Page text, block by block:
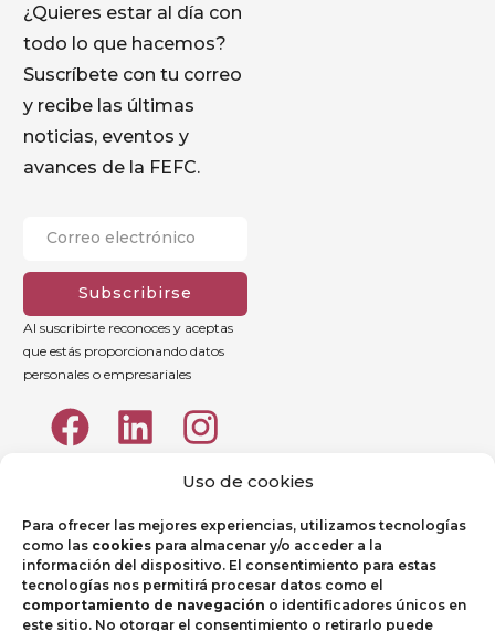
Uso de cookies
Para ofrecer las mejores experiencias, utilizamos tecnologías
como las cookies para almacenar y/o acceder a la
información del dispositivo. El consentimiento para estas
tecnologías nos permitirá procesar datos como el
comportamiento de navegación o identificadores únicos en
este sitio. No otorgar el consentimiento o retirarlo puede
¿Quieres estar al día con
todo lo que hacemos?
Suscríbete con tu correo
y recibe las últimas
noticias, eventos y
avances de la FEFC.
Subscribirse
Al suscribirte reconoces y aceptas
que estás proporcionando datos
personales o empresariales